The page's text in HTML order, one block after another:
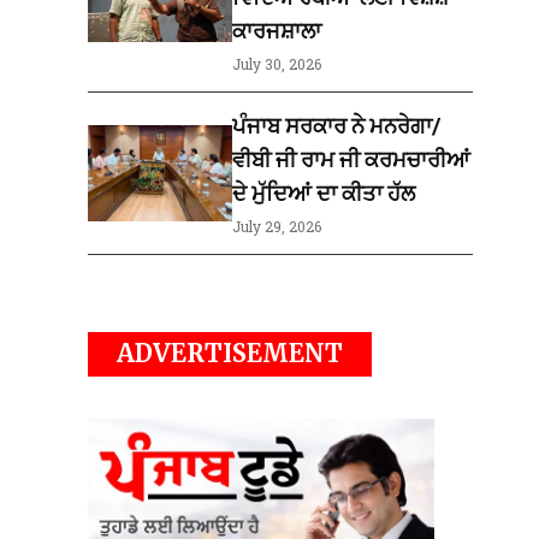
ਕਾਰਜਸ਼ਾਲਾ
July 30, 2026
ਪੰਜਾਬ ਸਰਕਾਰ ਨੇ ਮਨਰੇਗਾ/
ਵੀਬੀ ਜੀ ਰਾਮ ਜੀ ਕਰਮਚਾਰੀਆਂ
ਦੇ ਮੁੱਦਿਆਂ ਦਾ ਕੀਤਾ ਹੱਲ
July 29, 2026
ADVERTISEMENT